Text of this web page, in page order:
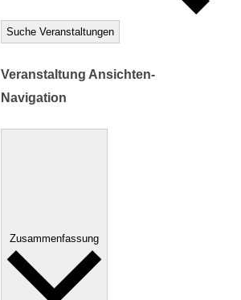
Suche Veranstaltungen
Veranstaltung Ansichten-
Navigation
Zusammenfassung